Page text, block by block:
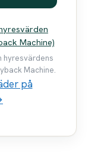
Machine)
hyresvärdens
Machine.
på